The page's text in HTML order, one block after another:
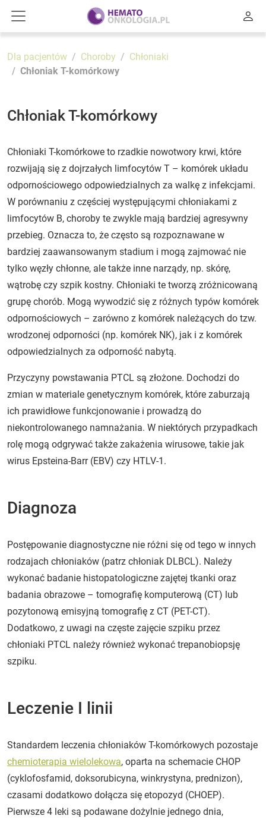
Dla pacjentów Choroby
Chłoniaki
Chłoniak T-komórkowy
Chłoniak T-komórkowy
Chłoniaki T-komórkowe to rzadkie nowotwory krwi, które
rozwijają się z dojrzałych limfocytów T – komórek układu
odpornościowego odpowiedzialnych za walkę z infekcjami.
W porównaniu z częściej występującymi chłoniakami z
limfocytów B, choroby te zwykle mają bardziej agresywny
przebieg. Oznacza to, że często są rozpoznawane w
bardziej zaawansowanym stadium i mogą zajmować nie
tylko węzły chłonne, ale także inne narządy, np. skórę,
wątrobę czy szpik kostny. Chłoniaki te tworzą zróżnicowaną
grupę chorób. Mogą wywodzić się z różnych typów komórek
odpornościowych – zarówno z komórek należących do tzw.
wrodzonej odporności (np. komórek NK), jak i z komórek
odpowiedzialnych za odporność nabytą.
Przyczyny powstawania PTCL są złożone. Dochodzi do
zmian w materiale genetycznym komórek, które zaburzają
ich prawidłowe funkcjonowanie i prowadzą do
niekontrolowanego namnażania. W niektórych przypadkach
rolę mogą odgrywać także zakażenia wirusowe, takie jak
wirus Epsteina-Barr (EBV) czy HTLV-1.
Diagnoza
Postępowanie diagnostyczne nie różni się od tego w innych
rodzajach chłoniaków (patrz chłoniak DLBCL). Należy
wykonać badanie histopatologiczne zajętej tkanki oraz
badania obrazowe – tomografię komputerową (CT) lub
pozytonową emisyjną tomografię z CT (PET-CT).
Dodatkowo, z uwagi na częste zajęcie szpiku przez
chłoniaki PTCL należy również wykonać trepanobiopsję
szpiku.
Leczenie I linii
Standardem leczenia chłoniaków T-komórkowych pozostaje
chemioterapia wielolekowa, oparta na schemacie CHOP
(cyklofosfamid, doksorubicyna, winkrystyna, prednizon),
czasami dodatkowo dołącza się etopozyd (CHOEP).
Pierwsze 4 leki są podawane dożylnie jednego dnia,